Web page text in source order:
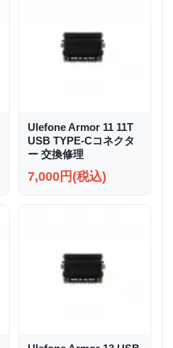
Ulefone Armor 11 11T
USB TYPE-Cコネクタ
ー 交換修理
7,000円(税込)